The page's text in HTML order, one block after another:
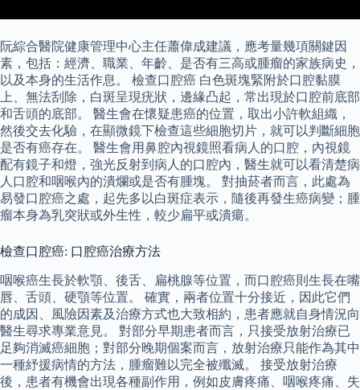
阮綜合醫院健康管理中心主任蕭偉成建議，應考量幾項關鍵因
素，包括：經濟、職業、年齡、是否有三高或腫瘤的家族病史，
以及本身的生活作息。 檢查口腔癌 白色斑塊緊附於口腔黏膜
上、無法刮除，白斑呈現疣狀，邊緣凸起，常出現於口腔前底部
和舌頭的底部。 醫生會在懷疑患癌的位置，取出小許軟組織，
然後交去化驗，在顯微鏡下檢查這些細胞切片，就可以判斷細胞
是否有癌存在。 醫生會用鼻腔內視鏡照看病人的口腔，內視鏡
配有鏡子和燈，強光反射到病人的口腔內，醫生就可以看清楚病
人口腔和咽喉內的潰爛或是否有腫塊。 對抽菸者而言，此處為
易發口腔癌之處，起先多以白斑症表示，隨後再發生癌病變；腫
瘤本身為乳突狀或外生性，較少扁平或潰瘍。
檢查口腔癌: 口腔癌治療方法
咽喉癌生長於軟顎、後舌、扁桃腺等位置，而口腔癌則生長在嘴
唇、舌頭、硬顎等位置。 確實，兩者位置十分接近，因此它們
的成因、風險因素及治療方式也大致相約，患者應就自身情況向
醫生尋求專業意見。 對部分早期患者而言，只接受放射治療已
足夠消滅癌細胞；對部分晚期個案而言，放射治療只能作為其中
一種紓援病情的方法，腫瘤難以完全被殲滅。 接受放射治療
後，患者有機會出現各種副作用，例如皮膚疼痛、咽喉疼痛、失